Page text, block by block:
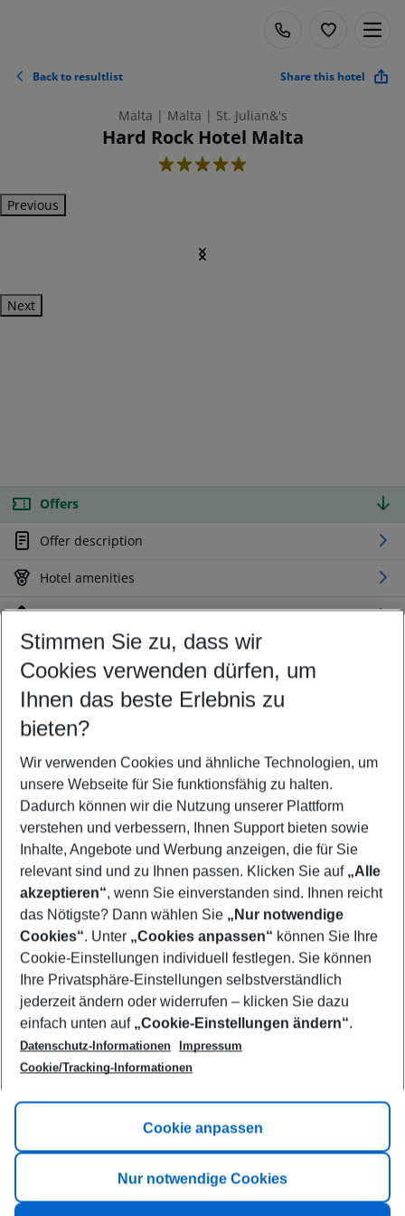
Back to resultlist Share this hotel
Malta | Malta | St. Julian&'s
Hard Rock Hotel Malta
5
Previous
Next
Offers
Offer description
Hotel amenities
Location
Customize your offer
Find the perfect deal which suits your best
Your departure airport
Any airport
Select your date range
09/08/26–07/08/27 5-8 nights
Who will travel
2 adults No children
Show more filter
Footer
Footer navigation
Title A
Link A
Stimmen Sie zu, dass wir
Cookies verwenden dürfen, um
Ihnen das beste Erlebnis zu
bieten?
Wir verwenden Cookies und ähnliche Technologien, um
unsere Webseite für Sie funktionsfähig zu halten.
Dadurch können wir die Nutzung unserer Plattform
verstehen und verbessern, Ihnen Support bieten sowie
Inhalte, Angebote und Werbung anzeigen, die für Sie
relevant sind und zu Ihnen passen. Klicken Sie auf „Alle
akzeptieren“, wenn Sie einverstanden sind. Ihnen reicht
das Nötigste? Dann wählen Sie „Nur notwendige
Cookies“. Unter „Cookies anpassen“ können Sie Ihre
Cookie-Einstellungen individuell festlegen. Sie können
Ihre Privatsphäre-Einstellungen selbstverständlich
jederzeit ändern oder widerrufen – klicken Sie dazu
einfach unten auf „Cookie-Einstellungen ändern“.
Datenschutz-Informationen
Impressum
Cookie/Tracking-Informationen
Cookie anpassen
Nur notwendige Cookies